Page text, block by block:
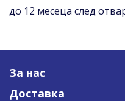
до 12 месеца след
За нас
Доставка